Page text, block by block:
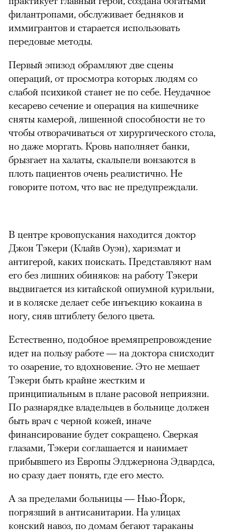
филантропами, обслуживает бедняков и
иммигрантов и старается использовать
передовые методы.
Первый эпизод обрамляют две сцены
операций, от просмотра которых людям со
слабой психикой станет не по себе. Неудачное
кесарево сечение и операция на кишечнике
сняты камерой, лишенной способности не то
чтобы отворачиваться от хирургического стола,
но даже моргать. Кровь наполняет банки,
брызгает на халаты, скальпели вонзаются в
плоть пациентов очень реалистично. Не
говорите потом, что вас не предупреждали.
В центре кровопускания находится доктор
Джон Тэкери (Клайв Оуэн), харизмат и
антигерой, каких поискать. Представляют нам
его без лишних обиняков: на работу Тэкери
выдвигается из китайской опиумной курильни,
и в коляске делает себе инъекцию кокаина в
ногу, сняв штиблету белого цвета.
Естественно, подобное времяпрепровождение
идет на пользу работе — на доктора снисходит
то озарение, то вдохновение. Это не мешает
Тэкери быть крайне жестким и
принципиальным в плане расовой неприязни.
По разнарядке владельцев в больнице должен
быть врач с черной кожей, иначе
финансирование будет сокращено. Сверкая
глазами, Тэкери соглашается и нанимает
прибывшего из Европы Элджернона Эдвардса,
но сразу дает понять, где его место.
А за пределами больницы — Нью-Йорк,
погрязший в антисанитарии. На улицах
конский навоз, по домам бегают тараканы